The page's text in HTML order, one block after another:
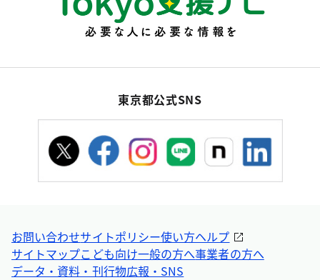
東京都公式SNS
お問い合わせサイトポリシー使い方ヘルプ
サイトマップこども向け一般の方へ事業者の方へ
データ・資料・刊行物広報・SNS